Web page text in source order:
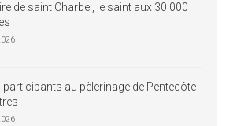
de saint Charbel, le saint aux 30 000
participants au pèlerinage de Pentecôte